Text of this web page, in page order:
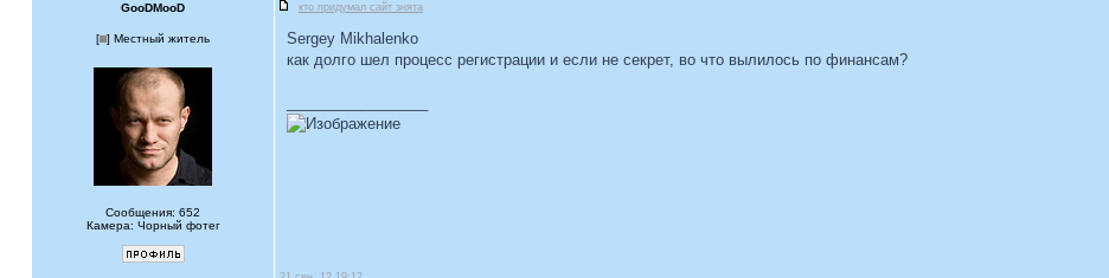
GooDMooD кто придумал сайт знята
[ ] Местный житель
Сообщения: 652
Камера: Чорный фотег
Sergey Mikhalenko
как долго шел процесс регистрации и если не секрет, во что вылилось по финансам?